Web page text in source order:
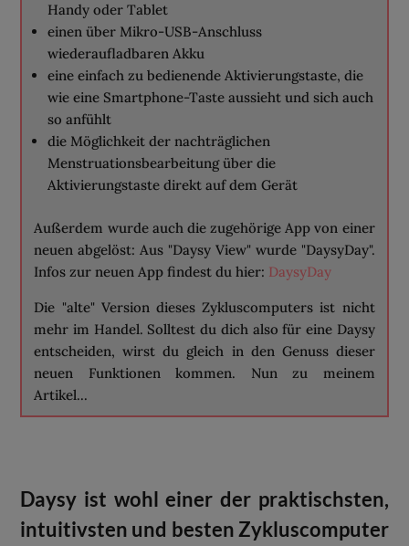
Handy oder Tablet
einen über Mikro-USB-Anschluss
wiederaufladbaren Akku
eine einfach zu bedienende Aktivierungstaste, die
wie eine Smartphone-Taste aussieht und sich auch
so anfühlt
die Möglichkeit der nachträglichen
Menstruationsbearbeitung über die
Aktivierungstaste direkt auf dem Gerät
Außerdem wurde auch die zugehörige App von einer
neuen abgelöst: Aus "Daysy View" wurde "DaysyDay".
Infos zur neuen App findest du hier: DaysyDay
Die "alte" Version dieses Zykluscomputers ist nicht
mehr im Handel. Solltest du dich also für eine Daysy
entscheiden, wirst du gleich in den Genuss dieser
neuen Funktionen kommen. Nun zu meinem
Artikel...
Daysy ist wohl einer der praktischsten,
intuitivsten und bestenZykluscomputer